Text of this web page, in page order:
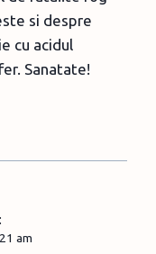
si despre
cu acidul
Sanatate!
am